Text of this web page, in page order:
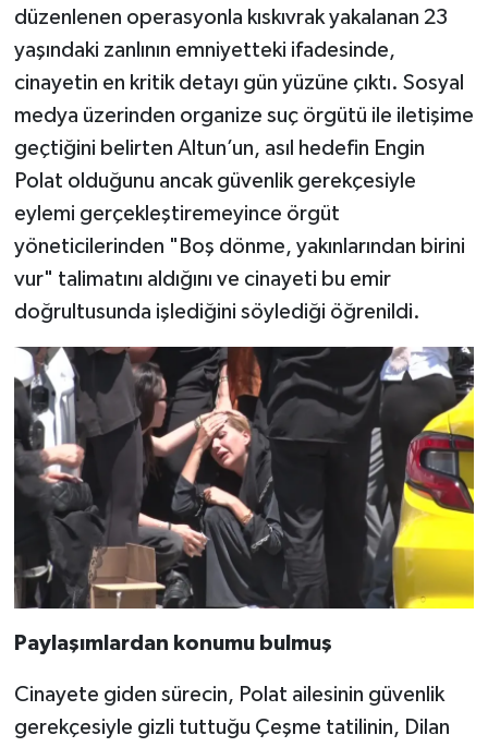
düzenlenen operasyonla kıskıvrak yakalanan 23
yaşındaki zanlının emniyetteki ifadesinde,
cinayetin en kritik detayı gün yüzüne çıktı. Sosyal
medya üzerinden organize suç örgütü ile iletişime
geçtiğini belirten Altun’un, asıl hedefin Engin
Polat olduğunu ancak güvenlik gerekçesiyle
eylemi gerçekleştiremeyince örgüt
yöneticilerinden "Boş dönme, yakınlarından birini
vur" talimatını aldığını ve cinayeti bu emir
doğrultusunda işlediğini söylediği öğrenildi.
Paylaşımlardan konumu bulmuş
Cinayete giden sürecin, Polat ailesinin güvenlik
gerekçesiyle gizli tuttuğu Çeşme tatilinin, Dilan